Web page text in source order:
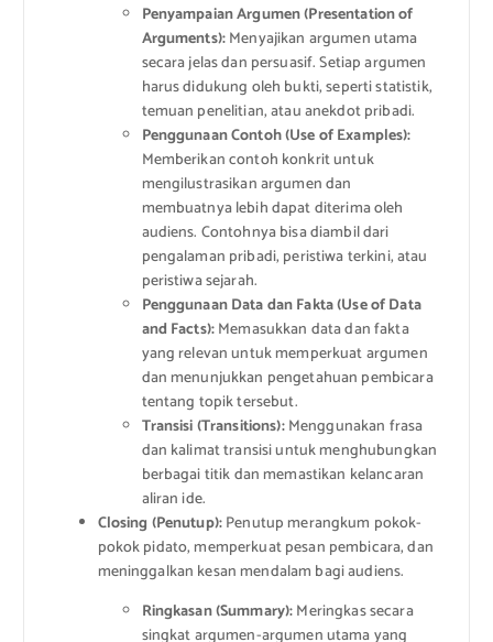
Penyampaian Argumen (Presentation of
Arguments):Menyajikan argumen utama
secara jelas dan persuasif. Setiap argumen
harus didukung oleh bukti, seperti statistik,
temuan penelitian, atau anekdot pribadi.
Penggunaan Contoh (Use of Examples):
Memberikan contoh konkrit untuk
mengilustrasikan argumen dan
membuatnya lebih dapat diterima oleh
audiens. Contohnya bisa diambil dari
pengalaman pribadi, peristiwa terkini, atau
peristiwa sejarah.
Penggunaan Data dan Fakta (Use of Data
and Facts):Memasukkan data dan fakta
yang relevan untuk memperkuat argumen
dan menunjukkan pengetahuan pembicara
tentang topik tersebut.
Transisi (Transitions):Menggunakan frasa
dan kalimat transisi untuk menghubungkan
berbagai titik dan memastikan kelancaran
aliran ide.
Closing (Penutup):Penutup merangkum pokok-
pokok pidato, memperkuat pesan pembicara, dan
meninggalkan kesan mendalam bagi audiens.
Ringkasan (Summary):Meringkas secara
singkat argumen-argumen utama yang